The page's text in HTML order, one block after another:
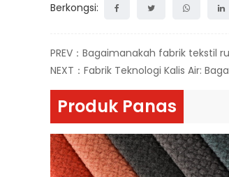
Berkongsi:
PREV：Bagaimanakah fabrik
NEXT：Fabrik Teknologi Kalis Air:
Produk Panas